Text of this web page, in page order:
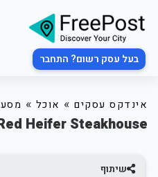
בעל עסק רשום? התחבר
אינדקס עסקים » אוכל »
Heifer Steakhouse
שיתוף